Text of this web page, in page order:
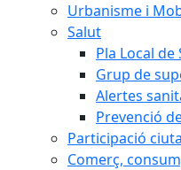
Urbanisme i
Salut
Pla Local de
Grup de
Alertes
Prevenció
Participació
Comerç,